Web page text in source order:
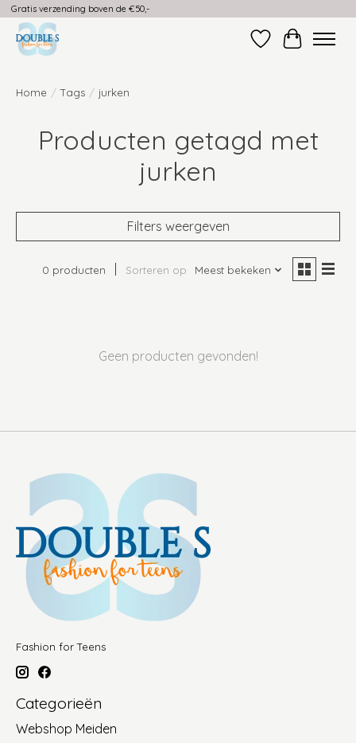
Gratis verzending boven de €50,-
Verlanglijst
Home / Tags / jurken
Producten getagd met
jurken
Filters weergeven
0 producten Sorteren op Meest bekeken
Geen producten gevonden!
Fashion for Teens
Categorieën
Webshop Meiden